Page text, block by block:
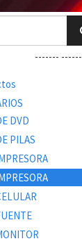
-------
DVD
PILAS